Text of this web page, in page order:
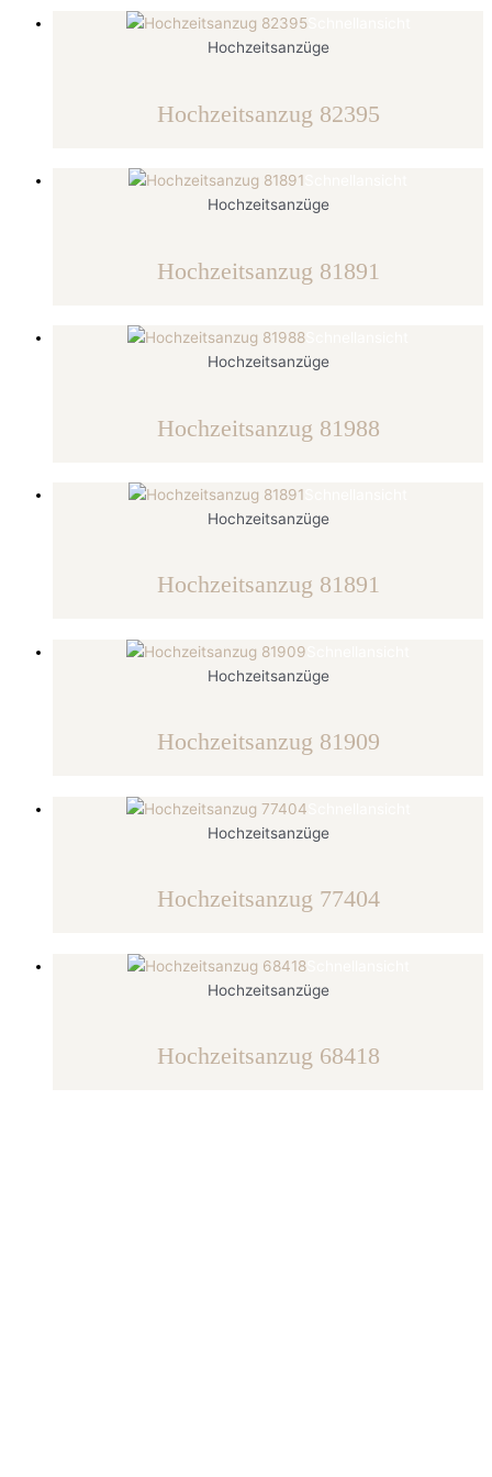
Schnellansicht
Hochzeitsanzüge
Hochzeitsanzug 82395
Hochzeitsanzüge
Hochzeitsanzug 81891
Hochzeitsanzüge
Hochzeitsanzug 81988
Hochzeitsanzüge
Hochzeitsanzug 81891
Hochzeitsanzüge
Hochzeitsanzug 81909
Hochzeitsanzüge
Hochzeitsanzug 77404
Schnellansicht
Hochzeitsanzüge
Hochzeitsanzug 68418